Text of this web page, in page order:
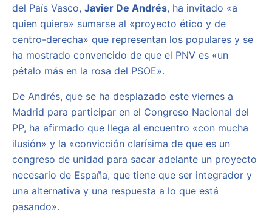
del País Vasco, Javier De Andrés, ha invitado «a
quien quiera» sumarse al «proyecto ético y de
centro-derecha» que representan los populares y se
ha mostrado convencido de que el PNV es «un
pétalo más en la rosa del PSOE».
De Andrés, que se ha desplazado este viernes a
Madrid para participar en el Congreso Nacional del
PP, ha afirmado que llega al encuentro «con mucha
ilusión» y la «convicción clarísima de que es un
congreso de unidad para sacar adelante un proyecto
necesario de España, que tiene que ser integrador y
una alternativa y una respuesta a lo que está
pasando».